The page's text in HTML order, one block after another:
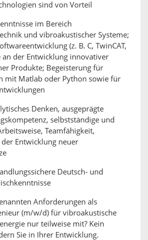
sind von Vorteil
im Bereich
und vibroakustischer Systeme;
(z. B. C, TwinCAT,
an der Entwicklung innovativer
Produkte; Begeisterung für
mit Matlab oder Python sowie für
Denken, ausgeprägte
selbstständige und
Teamfähigkeit,
Entwicklung neuer
Deutsch- und
Anforderungen als
(m/w/d) für vibroakustische
nur teilweise mit? Kein
Sie in Ihrer Entwicklung.